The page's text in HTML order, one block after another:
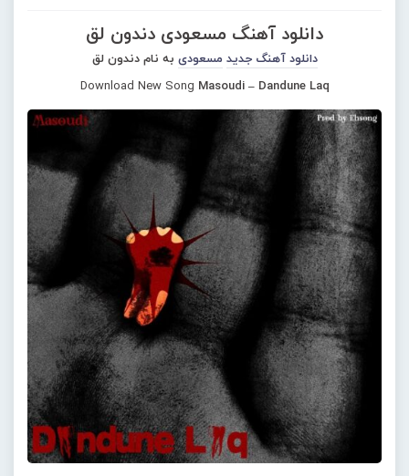
دانلود آهنگ مسعودی دندون لق
دانلود آهنگ جدید مسعودی به نام دندون لق
Download New Song Masoudi – Dandune Laq